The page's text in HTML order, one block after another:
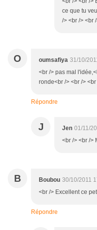
ce que tu
/> <br /> <br
O oumsafiya 31/10/
<br /> pas mal
ronde<br /> <br /> <br
Répondre
J Jen 01/11/
<br /> <br />
B Boubou 30/10/2011
<br /> Excellent ce
Répondre